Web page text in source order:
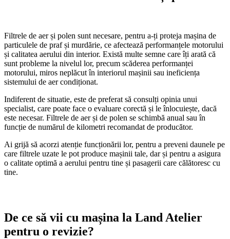
Filtrele de aer și polen sunt necesare, pentru a-ți proteja mașina de
particulele de praf și murdărie, ce afectează performanțele motorului
și calitatea aerului din interior. Există multe semne care îți arată că
sunt probleme la nivelul lor, precum scăderea performanței
motorului, miros neplăcut în interiorul mașinii sau ineficiența
sistemului de aer condiționat.
Indiferent de situatie, este de preferat să consulți opinia unui
specialist, care poate face o evaluare corectă și le înlocuiește, dacă
este necesar. Filtrele de aer și de polen se schimbă anual sau în
funcție de numărul de kilometri recomandat de producător.
Ai grijă să acorzi atenție funcționării lor, pentru a preveni daunele pe
care filtrele uzate le pot produce mașinii tale, dar și pentru a asigura
o calitate optimă a aerului pentru tine și pasagerii care călătoresc cu
tine.
De ce să vii cu mașina la Land Atelier
pentru o revizie?